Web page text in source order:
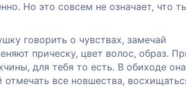
Но это совсем не означает, что
говорить о чувствах, замечай
прическу, цвет волос, образ.
для тебя то есть. В обиходе она
все новшества,